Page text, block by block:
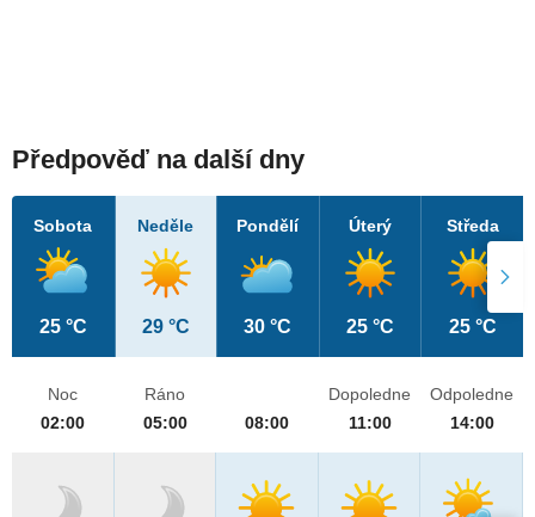
Předpověď na další dny
Sobota
25 °C
Neděle
29 °C
Pondělí
30 °C
Úterý
25 °C
Středa
25 °C
Noc
02:00
Ráno
05:00
08:00
Dopoledne
11:00
Odpoledne
14:00